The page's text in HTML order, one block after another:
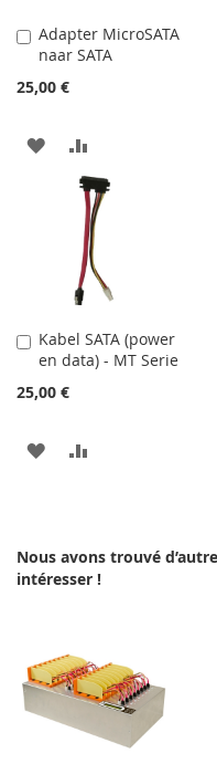
Adapter MicroSATA
naar SATA
25,00 €
Ajouter
au
panier
AJOUTER
LISTE
D’ENVIE
AU
COMPARATEUR
Kabel SATA (power
en data) - MT Serie
25,00 €
Ajouter
au
panier
AJOUTER
LISTE
Nous avons trouvé
intéresser !